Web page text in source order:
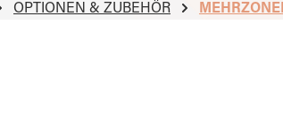
OPTIONEN & ZUBEHÖR